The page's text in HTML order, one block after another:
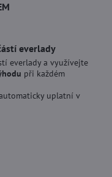
everlady
everlady a využívejte
při každém
uplatní v